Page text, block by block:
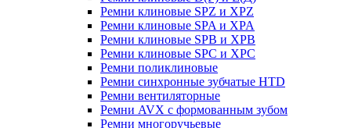
Ремни клиновые SPZ и XPZ
Ремни клиновые SPA и XPA
Ремни клиновые SPB и XPB
Ремни клиновые SPC и XPC
Ремни поликлиновые
Ремни синхронные зубчатые HTD
Ремни вентиляторные
Ремни AVX с формованным зубом
Ремни многоручьевые